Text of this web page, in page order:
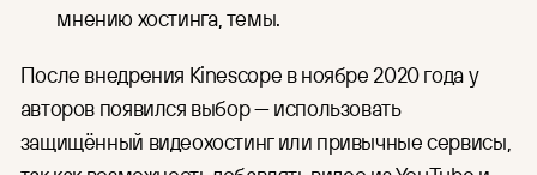
мнению хостинга, темы.
После внедрения Kinescope в ноябре 2020 года у
авторов появился выбор — использовать
защищённый видеохостинг или привычные сервисы,